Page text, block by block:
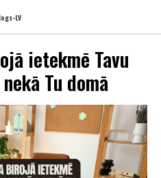
LV
ietekmē Tavu
Tu domā